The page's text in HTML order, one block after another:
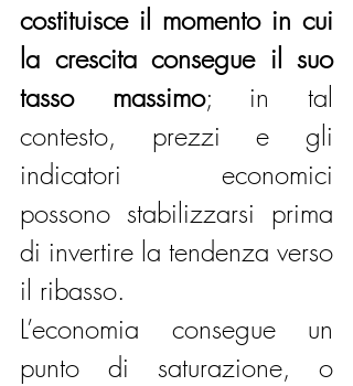
costituisce il momento in cui
la crescita consegue il suo
tasso massimo; in tal
contesto, prezzi e gli
indicatori economici
possono stabilizzarsi prima
di invertire la tendenza verso
il ribasso.
L’economia consegue un
punto di saturazione, o